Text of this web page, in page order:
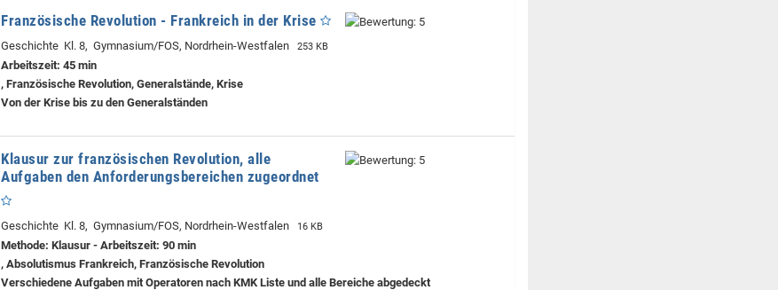
Französische Revolution - Frankreich in der Krise
Geschichte Kl. 8, Gymnasium/FOS, Nordrhein-Westfalen 253 KB
Arbeitszeit: 45 min
, Französische Revolution, Generalstände, Krise
Von der Krise bis zu den Generalständen
Klausur zur französischen Revolution, alle
Aufgaben den Anforderungsbereichen zugeordnet
Geschichte Kl. 8, Gymnasium/FOS, Nordrhein-Westfalen 16 KB
Methode: Klausur - Arbeitszeit: 90 min
, Absolutismus Frankreich, Französische Revolution
Verschiedene Aufgaben mit Operatoren nach KMK Liste und alle Bereiche abgedeckt